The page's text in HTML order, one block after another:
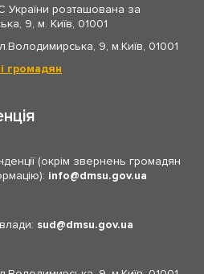
розташована за
9, м. Київ, 01001
9, м.Київ, 01001
громадян
(окрім звернень громадян
info dmsu.gov.ua
sud dmsu.gov.ua